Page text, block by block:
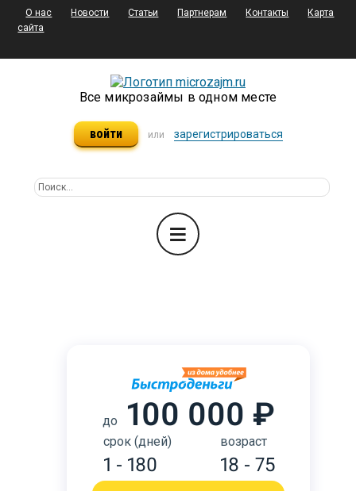
О нас Новости Статьи Партнерам Контакты
Карта
сайта
Все микрозаймы в одном месте
войти или зарегистрироваться
до 100 000 ₽
срок (дней)
1 - 180
возраст
18 - 75